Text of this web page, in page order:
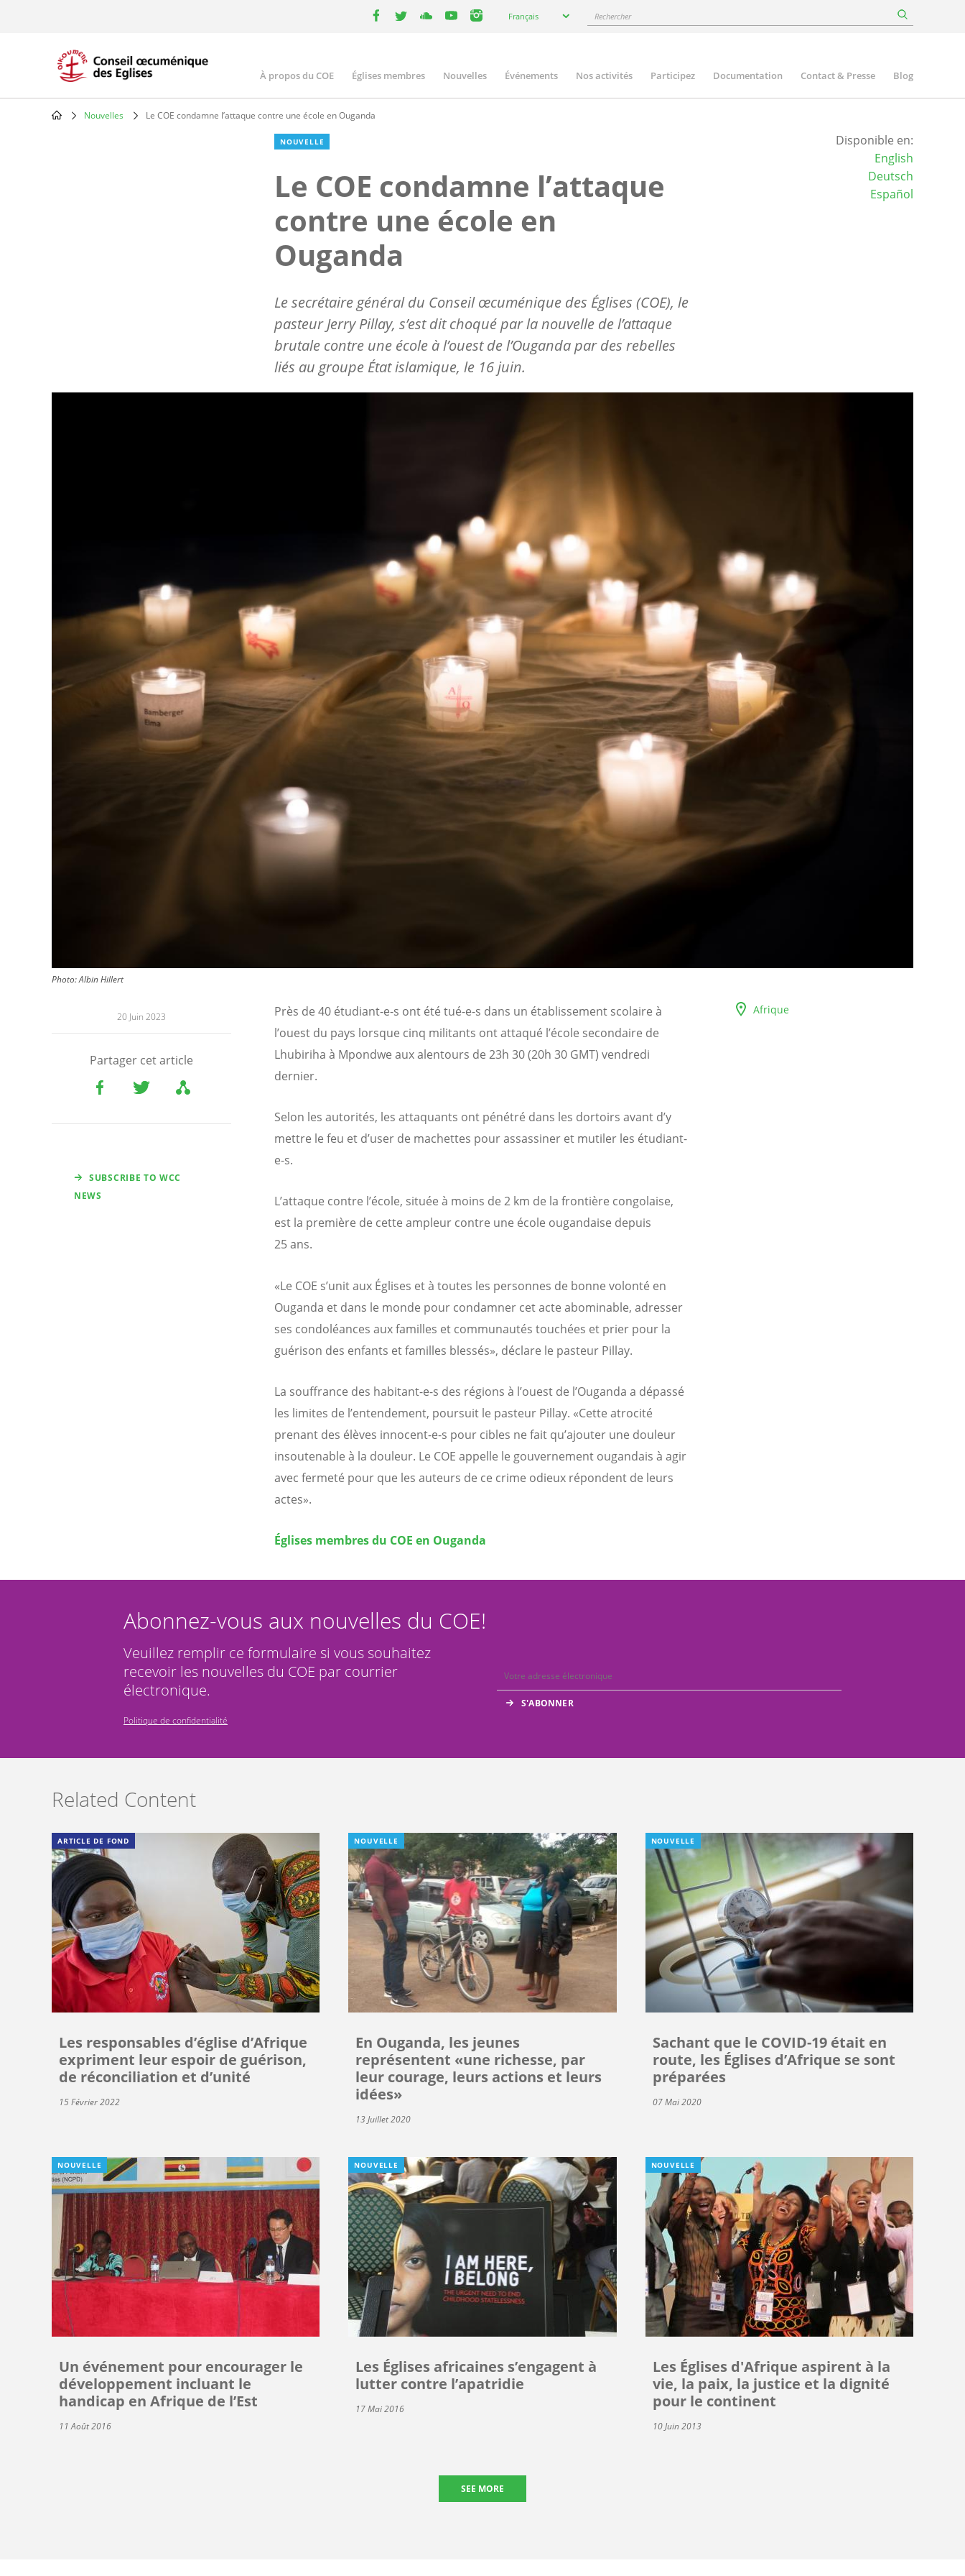
your
Français Rechercher
Main
navigation
À propos du COE Églises membres Nouvelles Événements Nos activités Participez Documentation Contact & Presse Blog
Nouvelles Le COE condamne l’attaque contre une école en Ouganda
NOUVELLE
Le COE condamne l’attaque
contre une école en
Ouganda
Le secrétaire général du Conseil œcuménique des Églises (COE), le
pasteur Jerry Pillay, s’est dit choqué par la nouvelle de l’attaque
brutale contre une école à l’ouest de l’Ouganda par des rebelles
liés au groupe État islamique, le 16 juin.
Disponible en:
English
Deutsch
Español
Photo:Albin Hillert
20 Juin 2023
Partager cet article
SUBSCRIBE TO WCC
NEWS
Afrique
Près de 40 étudiant-e-s ont été tué-e-s dans un établissement scolaire à
l’ouest du pays lorsque cinq militants ont attaqué l’école secondaire de
Lhubiriha à Mpondwe aux alentours de 23h 30 (20h 30 GMT) vendredi
dernier.
Selon les autorités, les attaquants ont pénétré dans les dortoirs avant d’y
mettre le feu et d’user de machettes pour assassiner et mutiler les étudiant-
e-s.
L’attaque contre l’école, située à moins de 2 km de la frontière congolaise,
est la première de cette ampleur contre une école ougandaise depuis
25 ans.
«Le COE s’unit aux Églises et à toutes les personnes de bonne volonté en
Ouganda et dans le monde pour condamner cet acte abominable, adresser
ses condoléances aux familles et communautés touchées et prier pour la
guérison des enfants et familles blessés», déclare le pasteur Pillay.
La souffrance des habitant-e-s des régions à l’ouest de l’Ouganda a dépassé
les limites de l’entendement, poursuit le pasteur Pillay. «Cette atrocité
prenant des élèves innocent-e-s pour cibles ne fait qu’ajouter une douleur
insoutenable à la douleur. Le COE appelle le gouvernement ougandais à agir
avec fermeté pour que les auteurs de ce crime odieux répondent de leurs
actes».
Églises membres du COE en Ouganda
Abonnez-vous aux nouvelles du COE!
Veuillez remplir ce formulaire si vous souhaitez
recevoir les nouvelles du COE par courrier
électronique.
Politique de confidentialité
Related Content
ARTICLE DE FOND
Les responsables d’église d’Afrique
expriment leur espoir de guérison,
de réconciliation et d’unité
15 Février 2022
NOUVELLE
En Ouganda, les jeunes
représentent «une richesse, par
leur courage, leurs actions et leurs
idées»
13 Juillet 2020
NOUVELLE
Sachant que le COVID-19 était en
route, les Églises d’Afrique se sont
préparées
07 Mai 2020
NOUVELLE
Un événement pour encourager le
développement incluant le
handicap en Afrique de l’Est
11 Août 2016
NOUVELLE
Les Églises africaines s’engagent à
lutter contre l’apatridie
17 Mai 2016
NOUVELLE
Les Églises d'Afrique aspirent à la
vie, la paix, la justice et la dignité
pour le continent
10 Juin 2013
SEE MORE